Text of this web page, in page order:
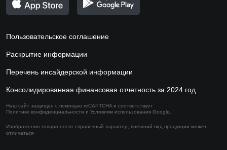
Пользовательское соглашение
Раскрытие информации
Перечень инсайдерской информации
Консолидированная финансовая отчетность за 2024 год
Наш сайт защищен с помощью reCAPTCHA и соответствует
Политике конфиденциальности и Условиям использования Google.
Изображения товара носят справочный характер, внешний вид продукции может
отличаться